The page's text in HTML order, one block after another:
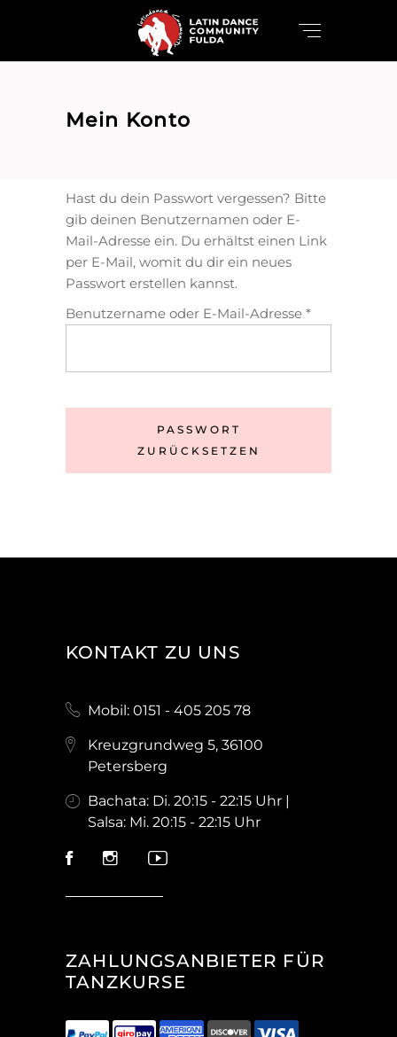
Mein Konto
Hast du dein Passwort vergessen? Bitte
gib deinen Benutzernamen oder E-
Mail-Adresse ein. Du erhältst einen Link
per E-Mail, womit du dir ein neues
Passwort erstellen kannst.
Benutzername oder E-Mail-Adresse *Erforderlich
PASSWORT
ZURÜCKSETZEN
KONTAKT ZU UNS
Mobil: 0151 - 405 205 78
Kreuzgrundweg 5, 36100
Petersberg
Bachata: Di. 20:15 - 22:15 Uhr |
Salsa: Mi. 20:15 - 22:15 Uhr
ZAHLUNGSANBIETER FÜR
TANZKURSE